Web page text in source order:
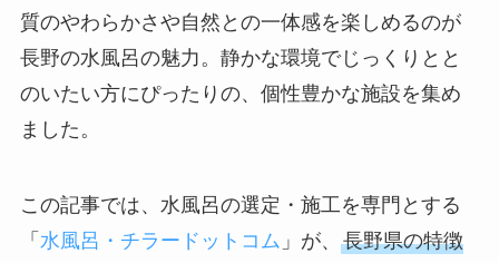
質のやわらかさや自然との一体感を楽しめるのが
長野の水風呂の魅力。静かな環境でじっくりとと
のいたい方にぴったりの、個性豊かな施設を集め
ました。
この記事では、水風呂の選定・施工を専門とする
「 水風呂・チラードットコム 」が、 長野県の特徴